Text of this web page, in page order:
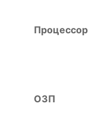
Процессор
ОЗП